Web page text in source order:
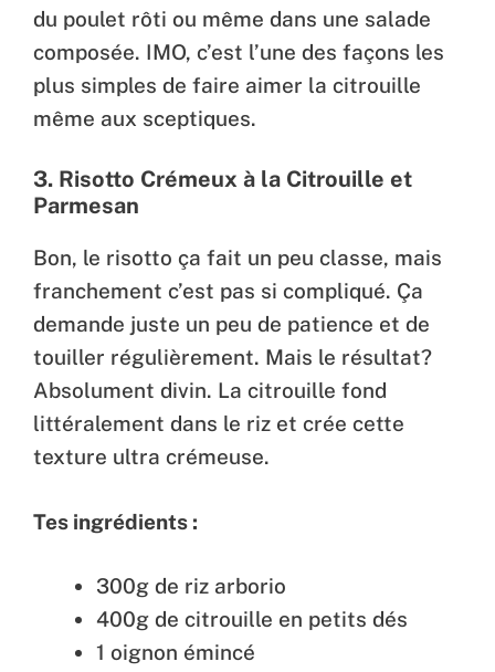
du poulet rôti ou même dans une salade
composée. IMO, c’est l’une des façons les
plus simples de faire aimer la citrouille
même aux sceptiques.
3. Risotto Crémeux à la Citrouille et
Parmesan
Bon, le risotto ça fait un peu classe, mais
franchement c’est pas si compliqué. Ça
demande juste un peu de patience et de
touiller régulièrement. Mais le résultat?
Absolument divin. La citrouille fond
littéralement dans le riz et crée cette
texture ultra crémeuse.
Tes ingrédients :
300g de riz arborio
400g de citrouille en petits dés
1 oignon émincé